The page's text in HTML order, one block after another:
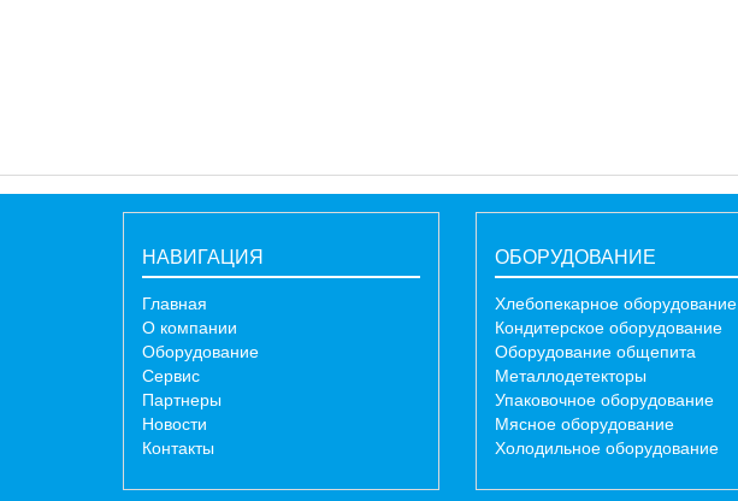
НАВИГАЦИЯ
Главная
О компании
Оборудование
Сервис
Партнеры
Новости
Контакты
ОБОРУДОВАНИЕ
Хлебопекарное оборудование
Кондитерское оборудование
Оборудование общепита
Металлодетекторы
Упаковочное оборудование
Мясное оборудование
Холодильное оборудование